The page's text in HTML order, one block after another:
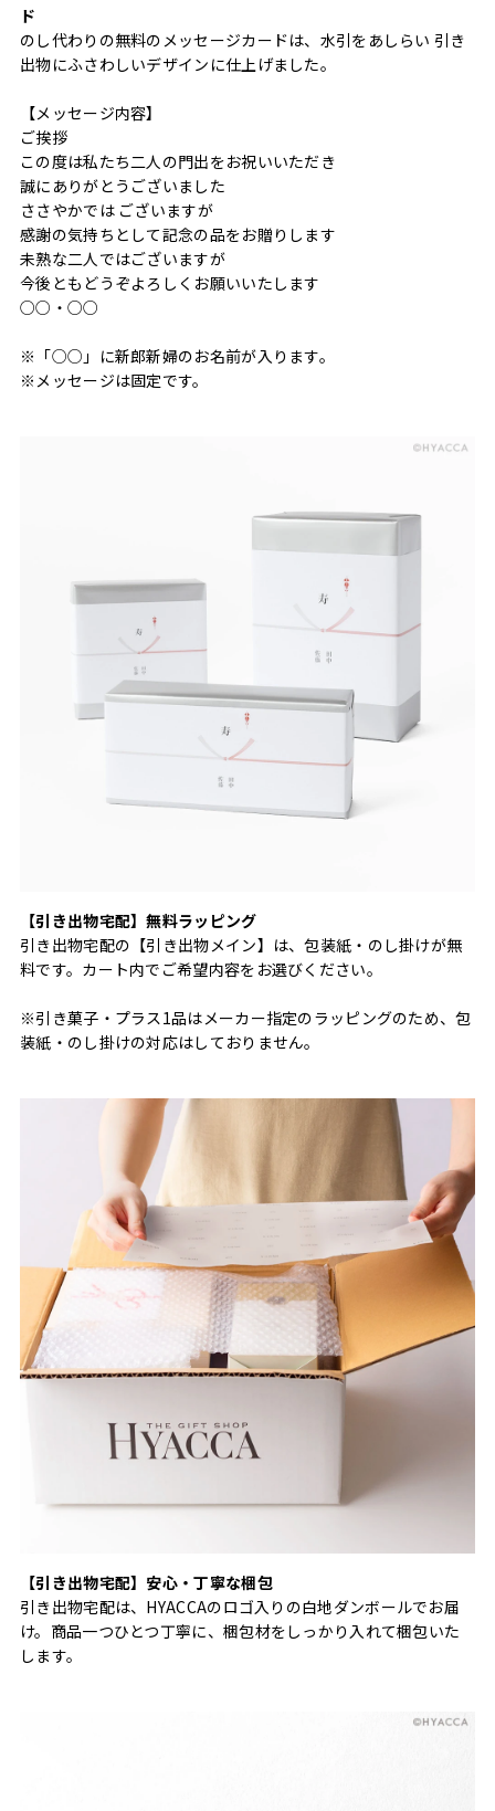
ド
のし代わりの無料のメッセージカードは、水引をあしらい 引き
出物にふさわしいデザインに仕上げました。
【メッセージ内容】
ご挨拶
この度は私たち二人の門出をお祝いいただき
誠にありがとうございました
ささやかでは ございますが
感謝の気持ちとして記念の品をお贈りします
未熟な二人ではございますが
今後ともどうぞよろしくお願いいたします
○○・○○
※「○○」に新郎新婦のお名前が入ります。
※メッセージは固定です。
【引き出物宅配】無料ラッピング
引き出物宅配の【引き出物メイン】は、包装紙・のし掛けが無
料です。カート内でご希望内容をお選びください。
※引き菓子・プラス1品はメーカー指定のラッピングのため、包
装紙・のし掛けの対応はしておりません。
【引き出物宅配】安心・丁寧な梱包
引き出物宅配は、HYACCAのロゴ入りの白地ダンボールでお届
け。商品一つひとつ丁寧に、梱包材をしっかり入れて梱包いた
します。